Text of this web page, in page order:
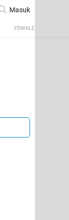
Masuk
FEMALE